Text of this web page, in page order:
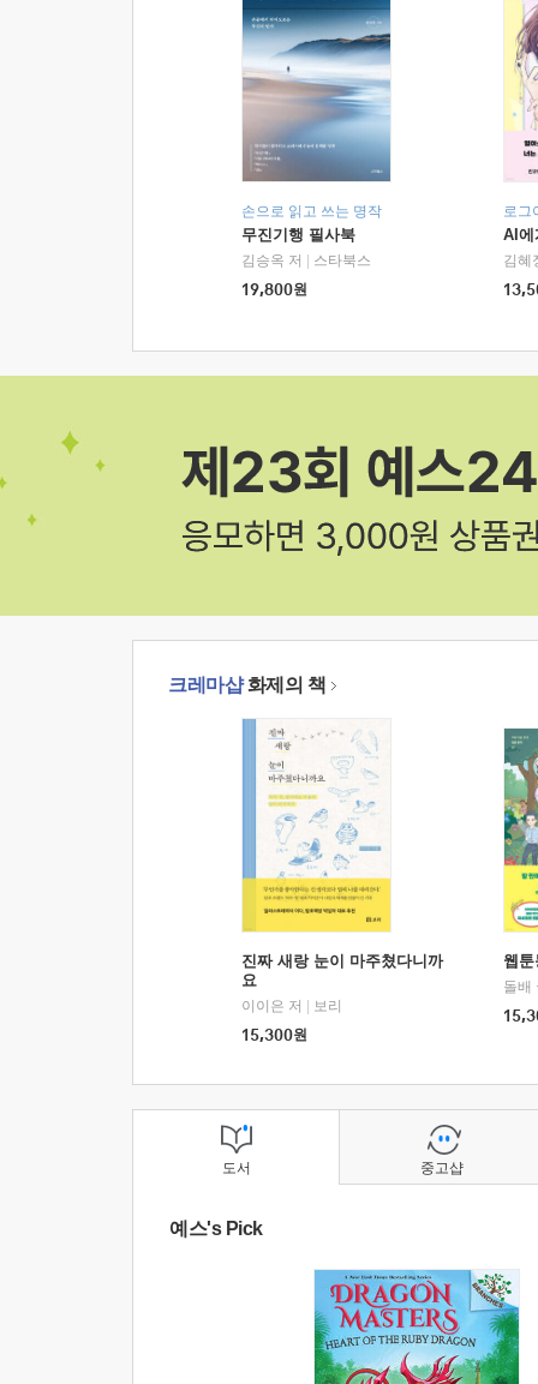
손으로 읽고 쓰는 명작
무진기행 필사북
김승옥 저
스타북스
19,800원
로그
AI에
김혜
크레마샵화제의 책
진짜 새랑 눈이 마주쳤다니까
요
이이은 저
보리
15,300원
웹
돌배
도서
예스's Pick
중고샵